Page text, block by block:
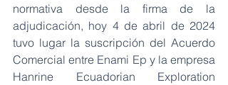
normativa desde la firma de la
adjudicación, hoy 4 de abril de 2024
tuvo lugar la suscripción del Acuerdo
Comercial entre Enami Ep y la empresa
Hanrine Ecuadorian Exploration